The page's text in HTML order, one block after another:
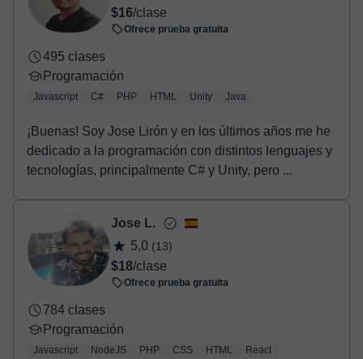
$16/clase
Ofrece prueba gratuita
495 clases
Programación
Javascript C# PHP HTML Unity Java
¡Buenas! Soy Jose Lirón y en los últimos años me he
dedicado a la programación con distintos lenguajes y
tecnologías, principalmente C# y Unity, pero ...
Jose L.
5,0 (13)
$18/clase
Ofrece prueba gratuita
784 clases
Programación
Javascript NodeJS PHP CSS HTML React